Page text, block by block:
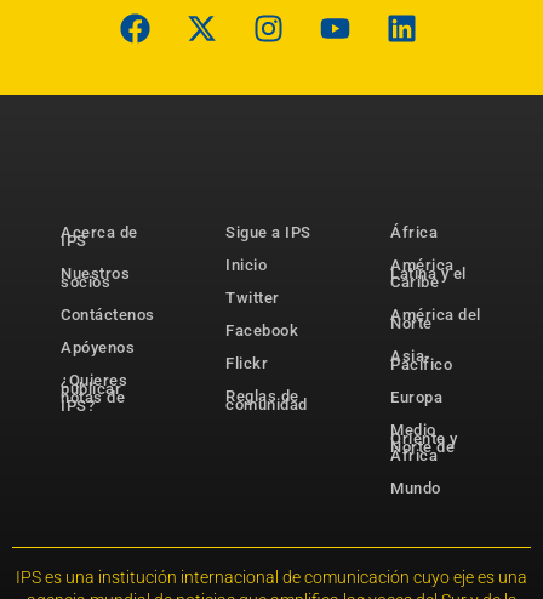
Acerca de
IPS
Nuestros
socios
Contáctenos
Apóyenos
¿Quieres
publicar
notas de
IPS?
Sigue a IPS
Inicio
Twitter
Facebook
Flickr
Reglas de
comunidad
África
América
Latina y el
Caribe
América del
Norte
Asia-
Pacífico
Europa
Medio
Oriente y
Norte de
África
Mundo
IPS es una institución internacional de comunicación cuyo eje es una